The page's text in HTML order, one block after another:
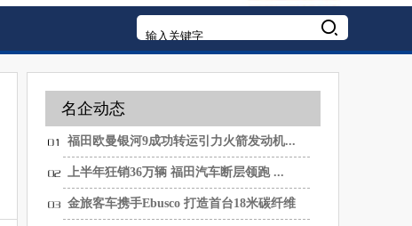
名企动态
福田欧曼银河9成功转运引力火箭发动机...
上半年狂销36万辆 福田汽车断层领跑 ...
金旅客车携手Ebusco 打造首台18米碳纤维